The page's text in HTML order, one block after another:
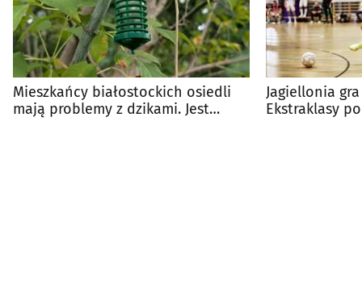
Mieszkańcy białostockich osiedli
mają problemy z dzikami. Jest
Jagiellonia
Ekstraklasy